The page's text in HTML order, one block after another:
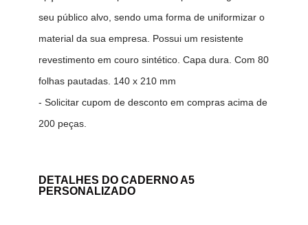
seu público alvo, sendo uma forma de uniformizar o
material da sua empresa. Possui um resistente
revestimento em couro sintético. Capa dura. Com 80
folhas pautadas. 140 x 210 mm
- Solicitar cupom de desconto em compras acima de
200 peças.
DETALHES DO CADERNO A5
PERSONALIZADO